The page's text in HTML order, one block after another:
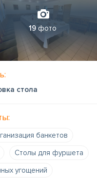
19 фото
стола
банкетов
Столы для фуршета
угощений